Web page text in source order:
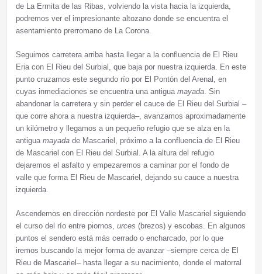
de La Ermita de las Ribas, volviendo la vista hacia la izquierda,
podremos ver el impresionante altozano donde se encuentra el
asentamiento prerromano de La Corona.
Seguimos carretera arriba hasta llegar a la confluencia de El Rieu
Eria con El Rieu del Surbial, que baja por nuestra izquierda. En este
punto cruzamos este segundo río por El Pontón del Arenal, en
cuyas inmediaciones se encuentra una antigua mayada. Sin
abandonar la carretera y sin perder el cauce de El Rieu del Surbial –
que corre ahora a nuestra izquierda–, avanzamos aproximadamente
un kilómetro y llegamos a un pequeño refugio que se alza en la
antigua mayadade Mascariel, próximo a la confluencia de El Rieu
de Mascariel con El Rieu del Surbial. A la altura del refugio
dejaremos el asfalto y empezaremos a caminar por el fondo de
valle que forma El Rieu de Mascariel, dejando su cauce a nuestra
izquierda.
Ascendemos en dirección nordeste por El Valle Mascariel siguiendo
el curso del río entre piornos, urces (brezos) y escobas. En algunos
puntos el sendero está más cerrado o encharcado, por lo que
iremos buscando la mejor forma de avanzar –siempre cerca de El
Rieu de Mascariel– hasta llegar a su nacimiento, donde el matorral